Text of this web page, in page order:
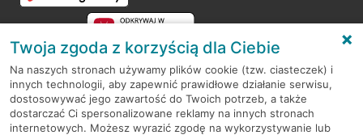
RODO
Regulamin serwisu
Twoja zgoda z korzyścią dla Ciebie
Na naszych stronach używamy plików cookie (tzw. ciasteczek) i
innych technologii, aby zapewnić prawidłowe działanie serwisu,
dostosowywać jego zawartość do Twoich potrzeb, a także
dostarczać Ci spersonalizowane reklamy na innych stronach
internetowych. Możesz wyrazić zgodę na wykorzystywanie lub